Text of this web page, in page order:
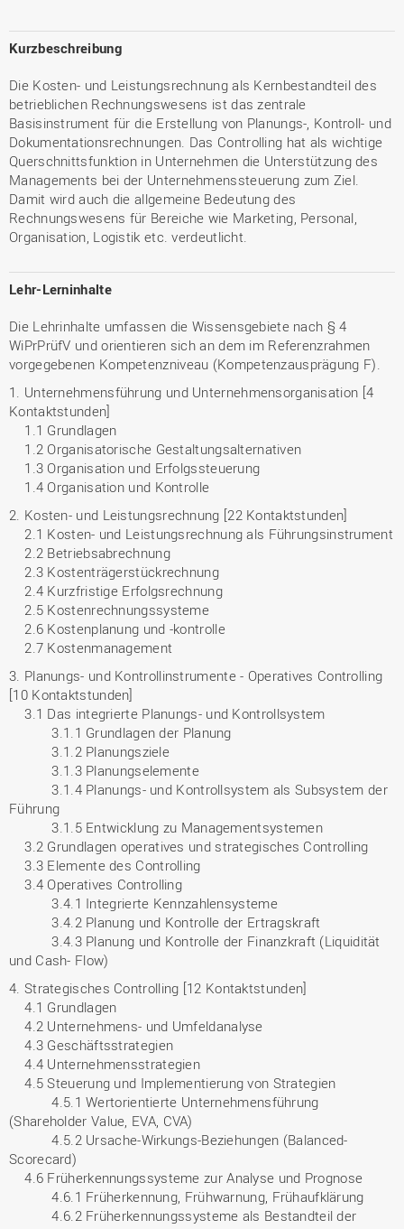
Kurzbeschreibung
Die Kosten- und Leistungsrechnung als Kernbestandteil des
betrieblichen Rechnungswesens ist das zentrale
Basisinstrument für die Erstellung von Planungs-, Kontroll- und
Dokumentationsrechnungen. Das Controlling hat als wichtige
Querschnittsfunktion in Unternehmen die Unterstützung des
Managements bei der Unternehmenssteuerung zum Ziel.
Damit wird auch die allgemeine Bedeutung des
Rechnungswesens für Bereiche wie Marketing, Personal,
Organisation, Logistik etc. verdeutlicht.
Lehr-Lerninhalte
Die Lehrinhalte umfassen die Wissensgebiete nach § 4
WiPrPrüfV und orientieren sich an dem im Referenzrahmen
vorgegebenen Kompetenzniveau (Kompetenzausprägung F).
1. Unternehmensführung und Unternehmensorganisation [4
Kontaktstunden]
1.1 Grundlagen
1.2 Organisatorische Gestaltungsalternativen
1.3 Organisation und Erfolgssteuerung
1.4 Organisation und Kontrolle
2. Kosten- und Leistungsrechnung [22 Kontaktstunden]
2.1 Kosten- und Leistungsrechnung als Führungsinstrument
2.2 Betriebsabrechnung
2.3 Kostenträgerstückrechnung
2.4 Kurzfristige Erfolgsrechnung
2.5 Kostenrechnungssysteme
2.6 Kostenplanung und -kontrolle
2.7 Kostenmanagement
3. Planungs- und Kontrollinstrumente - Operatives Controlling
[10 Kontaktstunden]
3.1 Das integrierte Planungs- und Kontrollsystem
3.1.1 Grundlagen der Planung
3.1.2 Planungsziele
3.1.3 Planungselemente
3.1.4 Planungs- und Kontrollsystem als Subsystem der
Führung
3.1.5 Entwicklung zu Managementsystemen
3.2 Grundlagen operatives und strategisches Controlling
3.3 Elemente des Controlling
3.4 Operatives Controlling
3.4.1 Integrierte Kennzahlensysteme
3.4.2 Planung und Kontrolle der Ertragskraft
3.4.3 Planung und Kontrolle der Finanzkraft (Liquidität
und Cash- Flow)
4. Strategisches Controlling [12 Kontaktstunden]
4.1 Grundlagen
4.2 Unternehmens- und Umfeldanalyse
4.3 Geschäftsstrategien
4.4 Unternehmensstrategien
4.5 Steuerung und Implementierung von Strategien
4.5.1 Wertorientierte Unternehmensführung
(Shareholder Value, EVA, CVA)
4.5.2 Ursache-Wirkungs-Beziehungen (Balanced-
Scorecard)
4.6 Früherkennungssysteme zur Analyse und Prognose
4.6.1 Früherkennung, Frühwarnung, Frühaufklärung
4.6.2 Früherkennungssysteme als Bestandteil der